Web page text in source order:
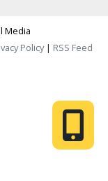
Media
Policy| RSS Feed